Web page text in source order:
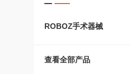
ROBOZ手术器械
查看全部产品